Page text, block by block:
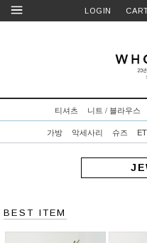
LOGIN
티셔츠 니트 / 블라우스
가방
악세사리 슈즈
BEST ITEM